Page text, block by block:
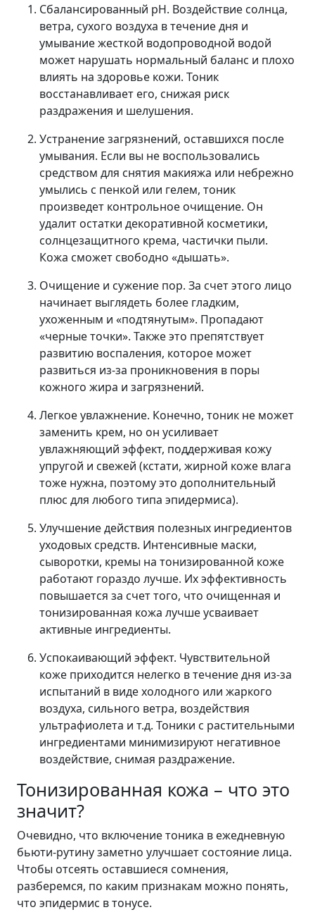
Сбалансированный pH. Воздействие солнца,
ветра, сухого воздуха в течение дня и
умывание жесткой водопроводной водой
может нарушать нормальный баланс и плохо
влиять на здоровье кожи. Тоник
восстанавливает его, снижая риск
раздражения и шелушения.
Устранение загрязнений, оставшихся после
умывания. Если вы не воспользовались
средством для снятия макияжа или небрежно
умылись с пенкой или гелем, тоник
произведет контрольное очищение. Он
удалит остатки декоративной косметики,
солнцезащитного крема, частички пыли.
Кожа сможет свободно «дышать».
Очищение и сужение пор. За счет этого лицо
начинает выглядеть более гладким,
ухоженным и «подтянутым». Пропадают
«черные точки». Также это препятствует
развитию воспаления, которое может
развиться из-за проникновения в поры
кожного жира и загрязнений.
Легкое увлажнение. Конечно, тоник не может
заменить крем, но он усиливает
увлажняющий эффект, поддерживая кожу
упругой и свежей (кстати, жирной коже влага
тоже нужна, поэтому это дополнительный
плюс для любого типа эпидермиса).
Улучшение действия полезных ингредиентов
уходовых средств. Интенсивные маски,
сыворотки, кремы на тонизированной коже
работают гораздо лучше. Их эффективность
повышается за счет того, что очищенная и
тонизированная кожа лучше усваивает
активные ингредиенты.
Успокаивающий эффект. Чувствительной
коже приходится нелегко в течение дня из-за
испытаний в виде холодного или жаркого
воздуха, сильного ветра, воздействия
ультрафиолета и т.д. Тоники с растительными
ингредиентами минимизируют негативное
воздействие, снимая раздражение.
Тонизированная кожа – что это
значит?
Очевидно, что включение тоника в ежедневную
бьюти-рутину заметно улучшает состояние лица.
Чтобы отсеять оставшиеся сомнения,
разберемся, по каким признакам можно понять,
что эпидермис в тонусе.